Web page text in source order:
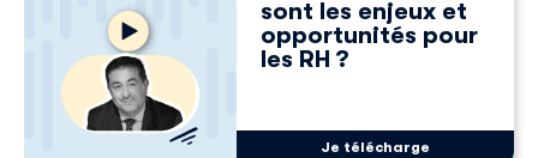
sont les enjeux et
opportunités pour
les RH ?
Je télécharge